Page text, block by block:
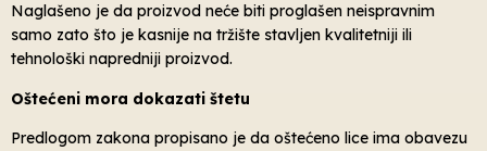
Naglašeno je da proizvod neće biti proglašen neispravnim
samo zato što je kasnije na tržište stavljen kvalitetniji ili
tehnološki napredniji proizvod.
Oštećeni mora dokazati štetu
Predlogom zakona propisano je da oštećeno lice ima obavezu